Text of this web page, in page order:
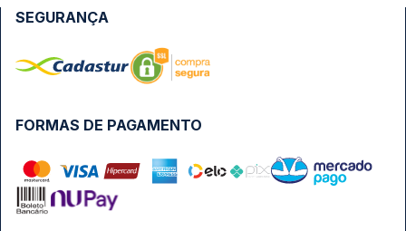
FORMAS DE PAGAMENTO
SEGURANÇA